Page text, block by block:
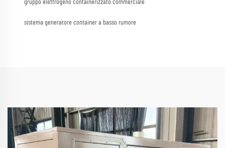
gruppo elettrogeno containerizzato commerciale
sistema generatore container a basso rumore